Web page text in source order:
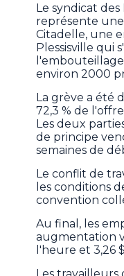
Le syndicat des
représente
Citadelle, une
Plessisville qui
environ 2000
La grève a été
72,3 % de
Les deux
de principe
semaines de
Le conflit de
les conditions
convention
Au final, les
augmentation
l'heure et 3,26
Les travailleurs